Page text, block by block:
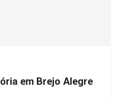
em Brejo Alegre